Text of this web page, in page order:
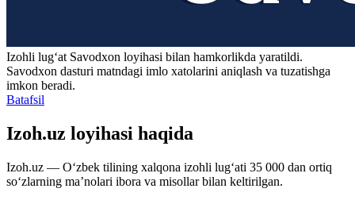
Izohli lugʻat Savodxon loyihasi bilan hamkorlikda yaratildi.
Savodxon dasturi matndagi imlo xatolarini aniqlash va tuzatishga
imkon beradi.
Batafsil
Izoh.uz loyihasi haqida
Izoh.uz — O‘zbek tilining xalqona izohli lug‘ati 35 000 dan ortiq
so‘zlarning ma’nolari ibora va misollar bilan keltirilgan.